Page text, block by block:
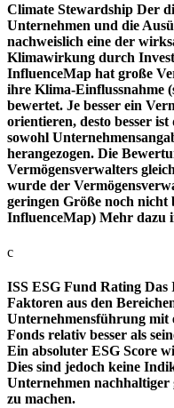
Climate Stewardship Der
Unternehmen und die
nachweislich eine der
Klimawirkung durch
InfluenceMap hat große
ihre Klima-Einflussnahme
bewertet. Je besser ein
orientieren, desto besser
sowohl
herangezogen. Die
Vermögensverwalters
wurde der
geringen Größe noch nicht
InfluenceMap) Mehr dazu
c
ISS ESG Fund Rating Das
Faktoren aus den
Unternehmensführung mit
Fonds relativ besser als
Ein absoluter ESG Score
Dies sind jedoch keine
Unternehmen
zu machen.